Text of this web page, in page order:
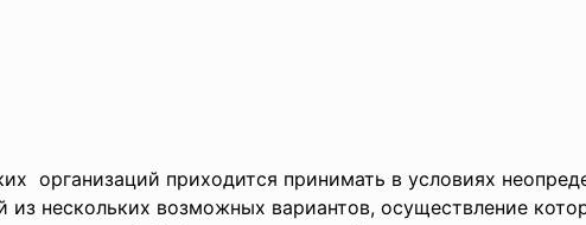
организаций приходится принимать в условиях
нескольких возможных вариантов, осуществление